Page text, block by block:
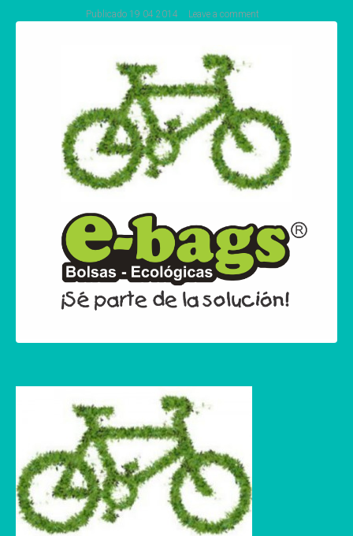
Publicado 19 04 2014 Leave a comment